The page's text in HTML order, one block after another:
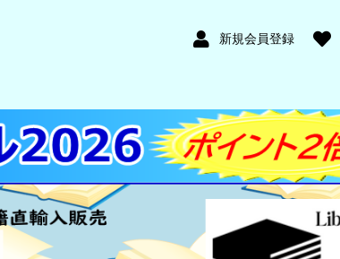
新規会員登録